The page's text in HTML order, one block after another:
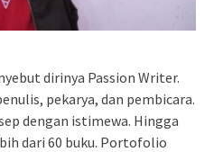
dirinya Passion Writer.
pekarya, dan pembicara.
dengan istimewa. Hingga
dari 60 buku. Portofolio